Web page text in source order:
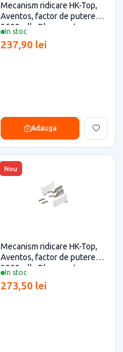
In stoc
Mecanism ridicare HK-Top,
Aventos, factor de putere
2500, alb, Blum pentru casa
237,90 lei
Adauga
Nou
In stoc
Mecanism ridicare HK-Top,
Aventos, factor de putere
2900, alb, Blum pentru casa
273,50 lei